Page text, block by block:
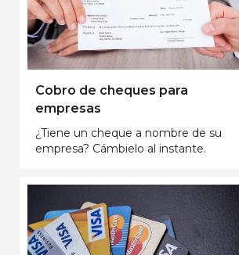
Cobro de cheques para
empresas
¿Tiene un cheque a nombre de su
empresa? Cámbielo al instante.